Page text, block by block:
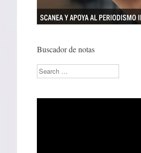
Buscador de notas
Search